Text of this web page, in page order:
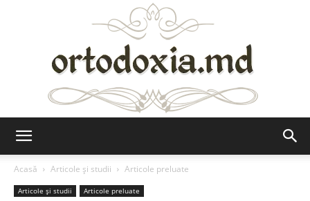
Acasă
Articole şi studii Articole preluate
Articole şi studii Articole preluate